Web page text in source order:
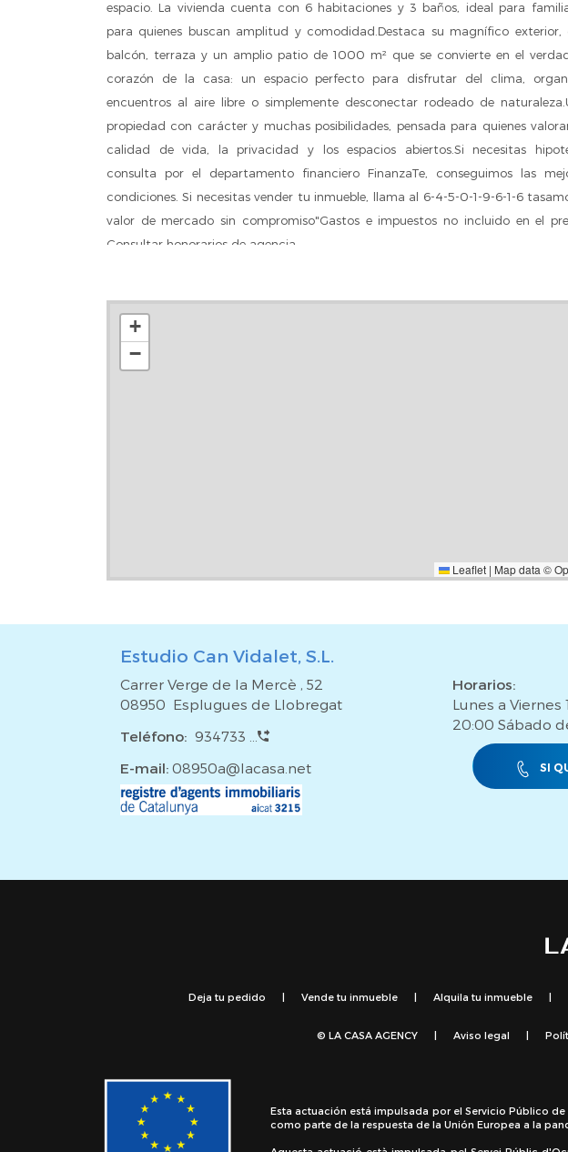
espacio. La vivienda cuenta con 6 habitaciones y 3 baños, ideal para
para quienes buscan amplitud y comodidad.Destaca su magnífico exterior,
balcón, terraza y un amplio patio de 1000 m² que se convierte en el
corazón de la casa: un espacio perfecto para disfrutar del clima,
encuentros al aire libre o simplemente desconectar rodeado de
propiedad con carácter y muchas posibilidades, pensada para quienes
calidad de vida, la privacidad y los espacios abiertos.Si necesitas
consulta por el departamento financiero FinanzaTe, conseguimos las
condiciones. Si necesitas vender tu inmueble, llama al 6-4-5-0-1-9-6-1-6
valor de mercado sin compromiso"Gastos e impuestos no incluido en el
Consultar honorarios de agencia.
+
−
Leaflet | Map data ©
Estudio Can Vidalet, S.L.
Carrer Verge de la Mercè , 52
08950 Esplugues de Llobregat
Teléfono: 934733 ...
E-mail: 08950a@lacasa.net
Horarios:
Lunes a Viernes
20:00 Sábado
SI
Deja tu pedido | Vende tu inmueble | Alquila tu inmueble |
© LA CASA AGENCY | Aviso legal |
Esta actuación está impulsada por el Servicio Público
como parte de la respuesta de la Unión Europea a la